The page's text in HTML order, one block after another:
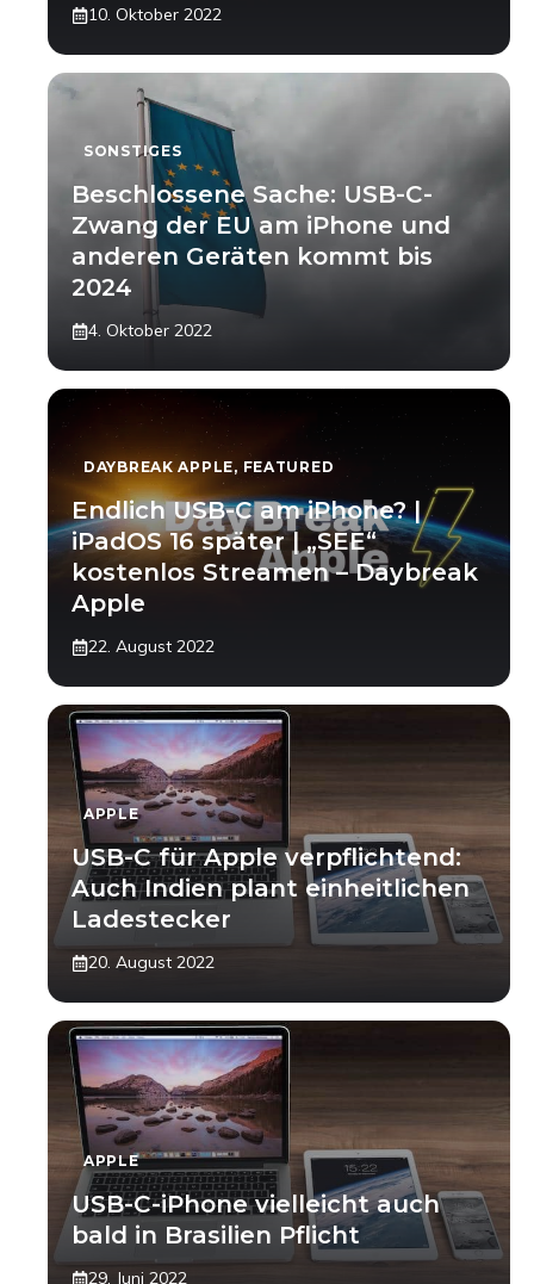
10. Oktober 2022
SONSTIGES
Beschlossene Sache: USB-C-
Zwang der EU am iPhone und
anderen Geräten kommt bis
2024
4. Oktober 2022
DAYBREAK APPLE, FEATURED
Endlich USB-C am iPhone? |
iPadOS 16 später | „SEE“
kostenlos Streamen – Daybreak
Apple
22. August 2022
APPLE
USB-C für Apple verpflichtend:
Auch Indien plant einheitlichen
Ladestecker
20. August 2022
APPLE
USB-C-iPhone vielleicht auch
bald in Brasilien Pflicht
29. Juni 2022